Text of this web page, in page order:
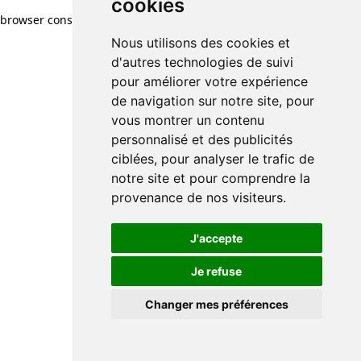
cookies
Nous utilisons des cookies et
d'autres technologies de suivi
pour améliorer votre expérience
de navigation sur notre site, pour
vous montrer un contenu
personnalisé et des publicités
ciblées, pour analyser le trafic de
notre site et pour comprendre la
provenance de nos visiteurs.
J'accepte
Je refuse
Changer mes préférences
browser console for more information)